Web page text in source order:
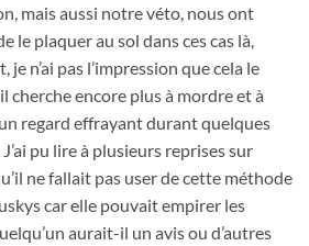
mais aussi notre véto, nous ont
le plaquer au sol dans ces cas là,
je n’ai pas l’impression que cela le
cherche encore plus à mordre et à
regard effrayant durant quelques
pu lire à plusieurs reprises sur
ne fallait pas user de cette méthode
car elle pouvait empirer les
aurait-il un avis ou d’autres